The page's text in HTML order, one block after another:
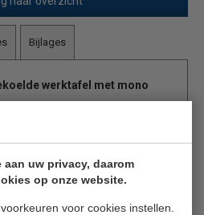
uw privacy, daarom
op onze website.
voor cookies instellen.
Bijlages
werktafel met mono
creëert u extra werkoppervlak
roosters,
automatische ontdooiing